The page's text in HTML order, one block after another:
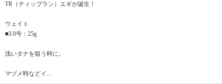
TR（ティップラン）エギが誕生！
ウェイト
■3.0号：25g
浅いタナを狙う時に。
マヅメ時などイ...